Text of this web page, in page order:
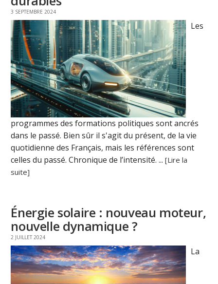
3 SEPTEMBRE 2024
Les
programmes des formations politiques sont ancrés
dans le passé. Bien sûr il s'agit du présent, de la vie
quotidienne des Français, mais les références sont
celles du passé. Chronique de l’intensité. ...[Lire la
suite]
Énergie solaire : nouveau moteur,
nouvelle dynamique ?
2 JUILLET 2024
La